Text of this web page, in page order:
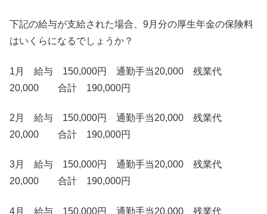
下記の給与が支給された場合、9月分の厚生年金の保険料
はいくらになるでしょうか？
1月 給与 150,000円 通勤手当20,000 残業代
20,000 合計 190,000円
2月 給与 150,000円 通勤手当20,000 残業代
20,000 合計 190,000円
3月 給与 150,000円 通勤手当20,000 残業代
20,000 合計 190,000円
4月 給与 150,000円 通勤手当20,000 残業代